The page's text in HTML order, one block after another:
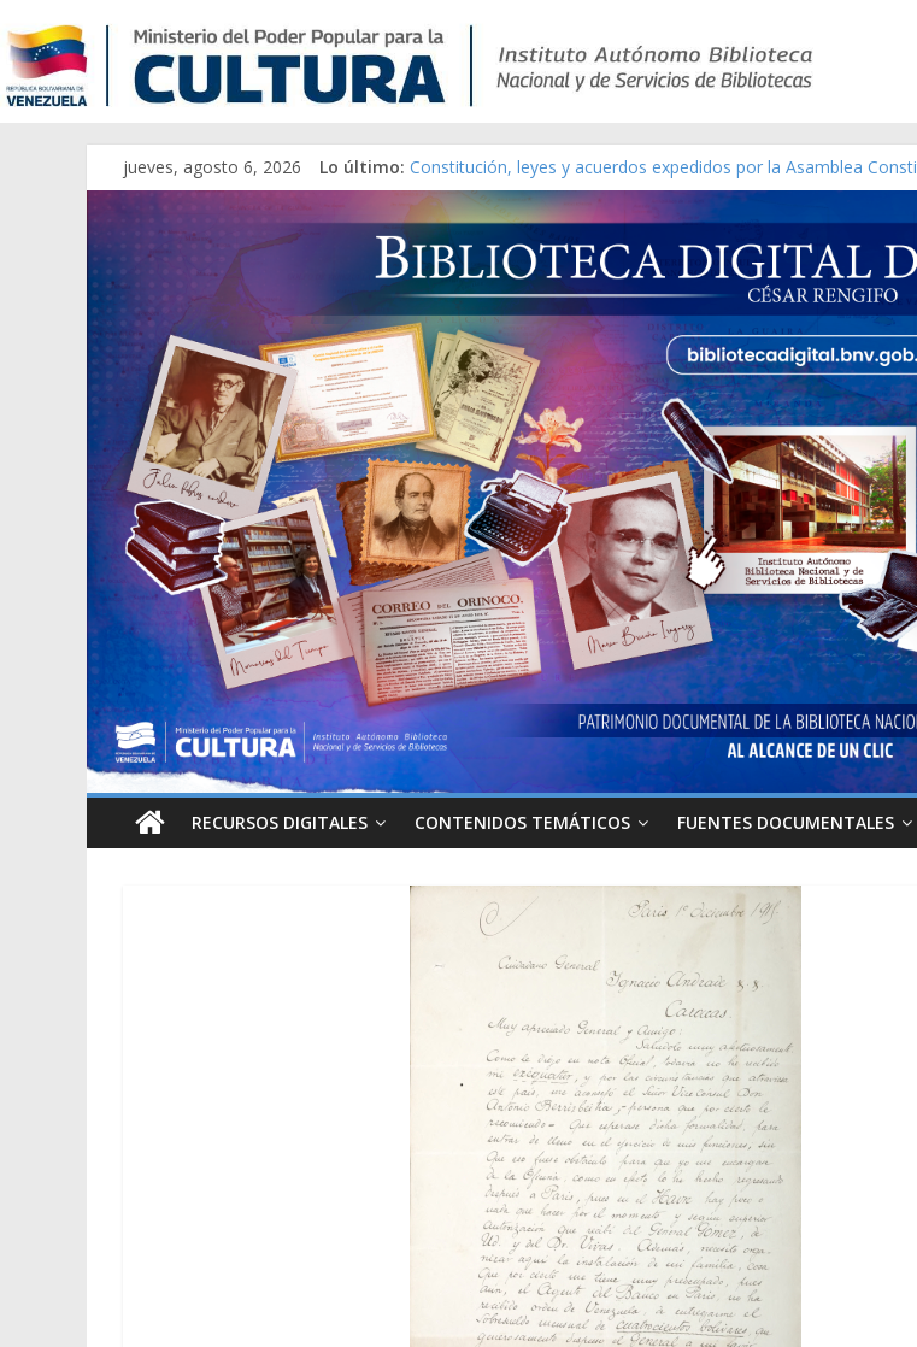
jueves, agosto 6, 2026 Lo último: Constitución, leyes y acuerdos expedidos por la Asamblea
Una Parálisis [material gráfico]
Modesta Bor Sánchez [material gráfico]
Gaceta Oficial de la República de Venezuela año CXXXIII Mes V,
Catálogo temático de obras de Modesta Bor
RECURSOS DIGITALES CONTENIDOS TEMÁTICOS FUENTES DOCUMENTALES